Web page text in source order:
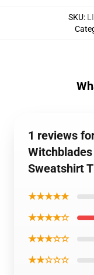
SKU:
1 reviews
Sweatshirt
★★★★★
★★★★☆
★★★☆☆
★★☆☆☆